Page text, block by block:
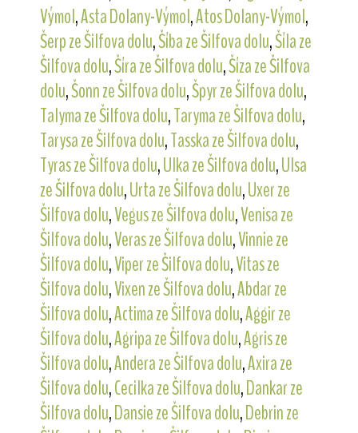
Výmol,Asta Dolany-Výmol,Atos Dolany-Výmol,
Šerp ze Šilfova dolu,Šíba ze Šilfova dolu,Šíla ze
Šilfova dolu,Šíra ze Šilfova dolu,Šíza ze Šilfova
dolu,Šonn ze Šilfova dolu,Špyr ze Šilfova dolu,
Talyma ze Šilfova dolu,Taryma ze Šilfova dolu,
Tarysa ze Šilfova dolu,Tasska ze Šilfova dolu,
Tyras ze Šilfova dolu,Ulka ze Šilfova dolu,Ulsa
ze Šilfova dolu,Urta ze Šilfova dolu,Uxer ze
Šilfova dolu,Vegus ze Šilfova dolu,Venisa ze
Šilfova dolu,Veras ze Šilfova dolu,Vinnie ze
Šilfova dolu,Viper ze Šilfova dolu,Vitas ze
Šilfova dolu,Vixen ze Šilfova dolu,Abdar ze
Šilfova dolu,Actima ze Šilfova dolu,Aggir ze
Šilfova dolu,Agripa ze Šilfova dolu,Agris ze
Šilfova dolu,Andera ze Šilfova dolu,Axira ze
Šilfova dolu,Cecilka ze Šilfova dolu,Dankar ze
Šilfova dolu,Dansie ze Šilfova dolu,Debrin ze